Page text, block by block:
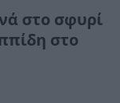
στο σφυρί
στο